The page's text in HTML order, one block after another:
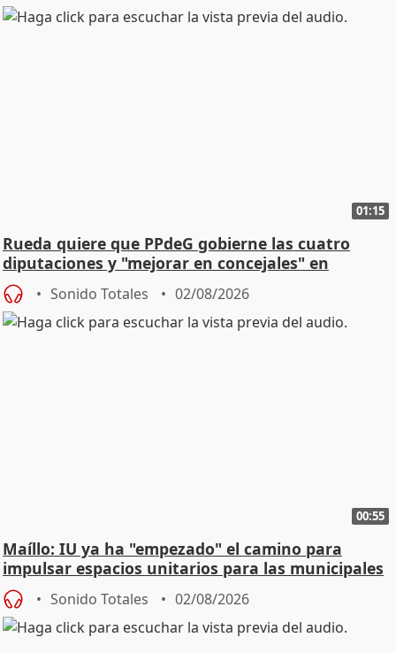
01:15
Rueda quiere que PPdeG gobierne las cuatro
diputaciones y "mejorar en concejales" en
ciudades
Sonido Totales 02/08/2026
00:55
Maíllo: IU ya ha "empezado" el camino para
impulsar espacios unitarios para las municipales
Sonido Totales 02/08/2026